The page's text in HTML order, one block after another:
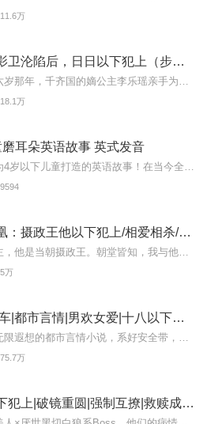
11.6万
强撩！竹马影卫沦陷后，日日以下犯上（步摇赋|多人）
18.1万
耳朵英语故事 英式发音
9594
【免费】囚凰：摄政王他以下犯上/相爱相杀/早7爆更
5万
试婚|免费开车|都市言情|男欢女爱|十八以下禁入
75.7万
【免费】以下犯上|破镜重圆|强制互撩|救赎成长|青